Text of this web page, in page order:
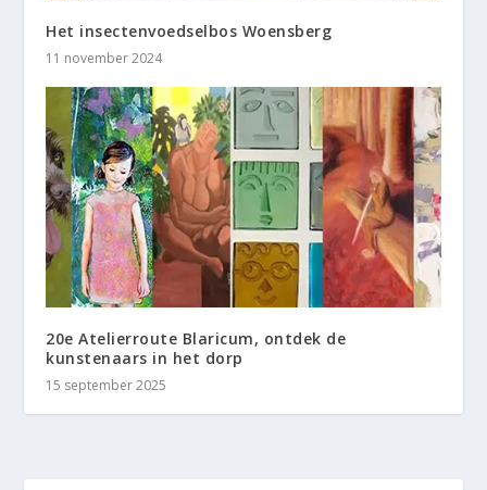
Het insectenvoedselbos Woensberg
11 november 2024
20e Atelierroute Blaricum, ontdek de
kunstenaars in het dorp
15 september 2025